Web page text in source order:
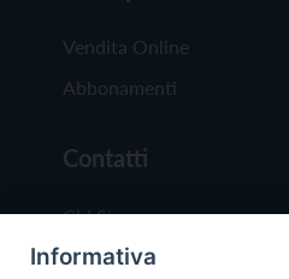
Vendita Online
Abbonamenti
Contatti
Chi Siamo
Redazione
Informativa